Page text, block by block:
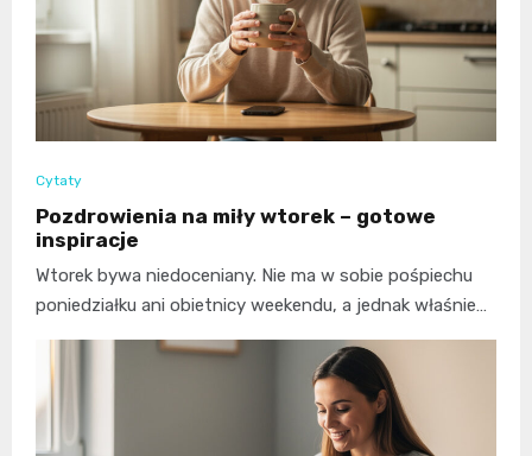
Cytaty
Pozdrowienia na miły wtorek – gotowe
inspiracje
Wtorek bywa niedoceniany. Nie ma w sobie pośpiechu
poniedziałku ani obietnicy weekendu, a jednak właśnie…